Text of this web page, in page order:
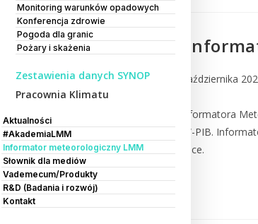
Monitoring warunków opadowych
Konferencja zdrowie
Pogoda dla granic
Pożary i skażenia
Zestawienia danych SYNOP
Pracownia Klimatu
Aktualności
#AkademiaLMM
Informator meteorologiczny LMM
Słownik dla mediów
Vademecum/Produkty
R&D (Badania i rozwój)
Kontakt
Nowy numer
lmm_admin 7 października
Ukazał się nowy numer Informatora
Meteorologicznego IMGW-PIB.
meteorologicznych w Polsce.
Czytaj Dalej